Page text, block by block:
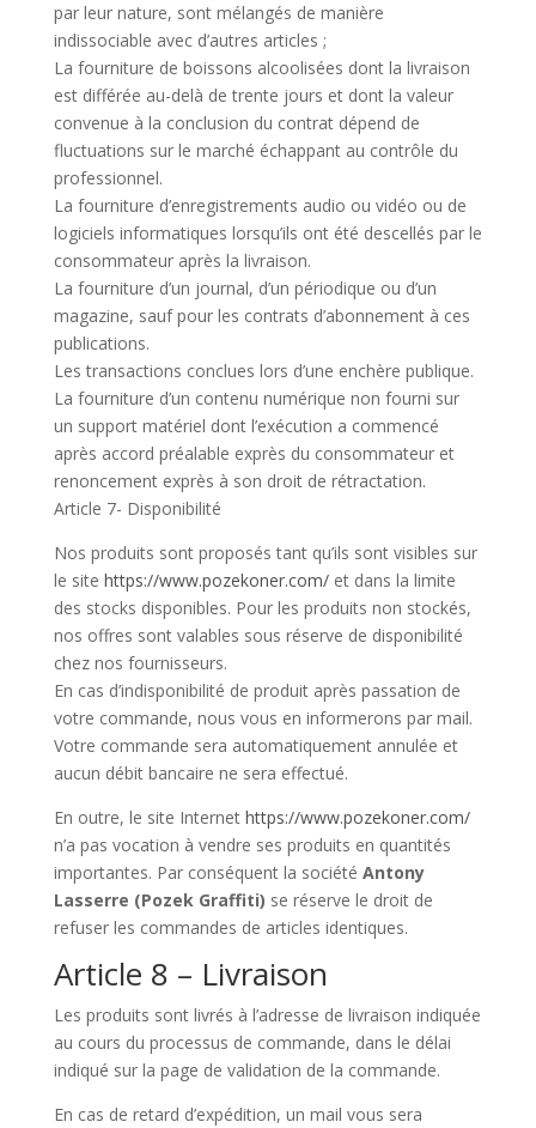
par leur nature, sont mélangés de manière
indissociable avec d’autres articles ;
La fourniture de boissons alcoolisées dont la livraison
est différée au-delà de trente jours et dont la valeur
convenue à la conclusion du contrat dépend de
fluctuations sur le marché échappant au contrôle du
professionnel.
La fourniture d’enregistrements audio ou vidéo ou de
logiciels informatiques lorsqu’ils ont été descellés par le
consommateur après la livraison.
La fourniture d’un journal, d’un périodique ou d’un
magazine, sauf pour les contrats d’abonnement à ces
publications.
Les transactions conclues lors d’une enchère publique.
La fourniture d’un contenu numérique non fourni sur
un support matériel dont l’exécution a commencé
après accord préalable exprès du consommateur et
renoncement exprès à son droit de rétractation.
Article 7- Disponibilité
Nos produits sont proposés tant qu’ils sont visibles sur
le site https://www.pozekoner.com/et dans la limite
des stocks disponibles. Pour les produits non stockés,
nos offres sont valables sous réserve de disponibilité
chez nos fournisseurs.
En cas d’indisponibilité de produit après passation de
votre commande, nous vous en informerons par mail.
Votre commande sera automatiquement annulée et
aucun débit bancaire ne sera effectué.
En outre, le site Internet https://www.pozekoner.com/
n’a pas vocation à vendre ses produits en quantités
importantes. Par conséquent la société Antony
Lasserre (Pozek Graffiti) se réserve le droit de
refuser les commandes de articles identiques.
Article 8 – Livraison
Les produits sont livrés à l’adresse de livraison indiquée
au cours du processus de commande, dans le délai
indiqué sur la page de validation de la commande.
En cas de retard d’expédition, un mail vous sera